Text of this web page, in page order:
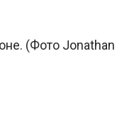
(Фото Jonathan